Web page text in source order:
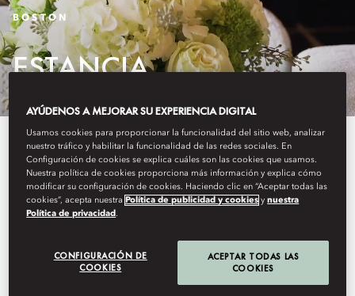
BOSTON
ESTANCIA
El hotel de lujo Mandarin
Oriental, Boston, de ambiente
íntimo, combina la elegancia
clásica típica de Nueva
Inglaterra con refinados toques
AYÚDENOS A MEJORAR SU EXPERIENCIA DIGITAL
Usamos cookies para proporcionar la funcionalidad del sitio web, analizar
nuestro tráfico y habilitar la funcionalidad de las redes sociales. En
Configuración de cookies se explica cuáles son las cookies que usamos.
Nuestra política de cookies proporciona más información y explica cómo
modificar su configuración de cookies. Haciendo clic en “Aceptar todas las
cookies”, acepta nuestra Política de publicidad y cookies ynuestra
Política de privacidad .
CONFIGURACIÓN DE
COOKIES
ACEPTAR TODAS LAS
COOKIES